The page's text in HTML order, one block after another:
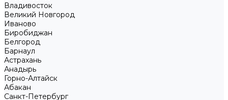
Владивосток
Великий Новгород
Иваново
Биробиджан
Белгород
Барнаул
Астрахань
Анадырь
Горно-Алтайск
Абакан
Санкт-Петербург